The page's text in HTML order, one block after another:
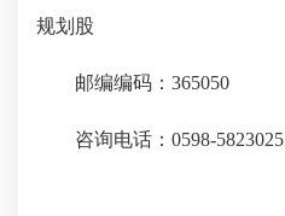
规划股
邮编编码：365050
咨询电话：0598-5823025